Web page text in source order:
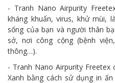
- Tranh Nano Airpurity
kháng khuẩn, virus, khử mùi,
sống của bạn và người thân
sở, nơi công cộng (bệnh
thông…).
- Tranh Nano Airpurity Freetex
Xanh bằng cách sử dụng in